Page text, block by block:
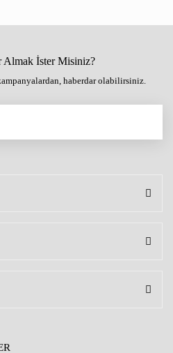
Almak İster Misiniz?
haberdar olabilirsiniz.